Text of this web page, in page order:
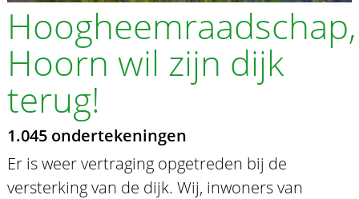
Hoogheemraadschap,
Hoorn wil zijn dijk
terug!
1.045 ondertekeningen
Er is weer vertraging opgetreden bij de
versterking van de dijk. Wij, inwoners van